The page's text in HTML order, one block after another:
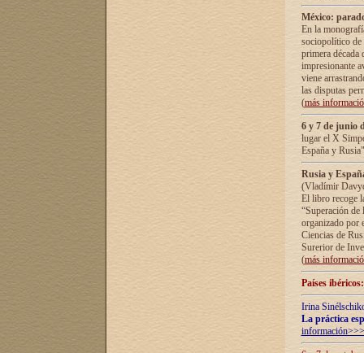
México:
En la
sociopolítico de
primera década
impresionante
viene
las disputas
(más
6 y 7 de junio
lugar el X
España y
Rusia y
(Vladímir
El libro recoge
“Superación
organizado por
Ciencias de
Surerior de
(más
Países
Irina
La práctica
información>>>